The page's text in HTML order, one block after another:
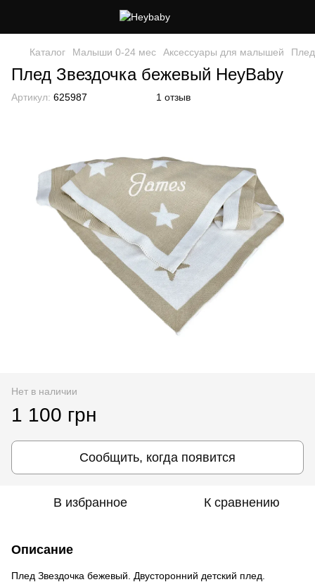
Каталог Малыши 0-24 мес Аксессуары для малышей
Плед Звездочка бежевый HeyBaby
Артикул: 625987 1 отзыв
Нет в наличии
1 100 грн
Сообщить, когда появится
В избранное К сравнению
Описание
Плед Звездочка бежевый. Двусторонний детский плед.